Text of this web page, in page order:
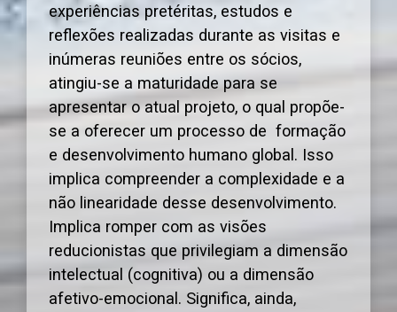
experiências pretéritas, estudos e
reflexões realizadas durante as visitas e
inúmeras reuniões entre os sócios,
atingiu-se a maturidade para se
apresentar o atual projeto, o qual propõe-
se a oferecer um processo de formação
e desenvolvimento humano global. Isso
implica compreender a complexidade e a
não linearidade desse desenvolvimento.
Implica romper com as visões
reducionistas que privilegiam a dimensão
intelectual (cognitiva) ou a dimensão
afetivo-emocional. Significa, ainda,